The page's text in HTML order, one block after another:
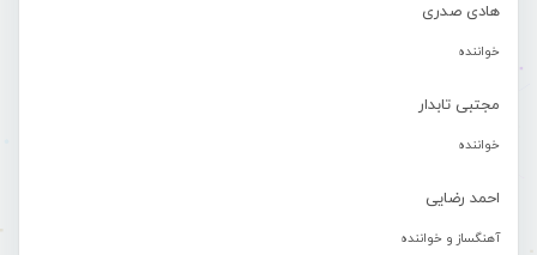
هادی صدری
خواننده
مجتبی تابدار
خواننده
احمد رضایی
آهنگساز و خواننده